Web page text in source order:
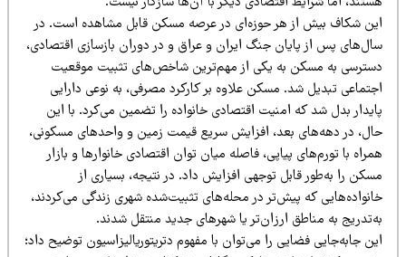
شکاف بیش از هر حوزه‌ای در عرصه مسکن قابل مشاهده است. در
پس از پایان جنگ ایران و عراق و در دوران بازسازی اقتصادی،
به مسکن به یکی از مهم‌ترین شاخص‌های تثبیت موقعیت
تبدیل شد. مسکن علاوه بر کارکرد مصرفی، به نوعی دارایی
بدل شد که امنیت اقتصادی خانواده را تضمین می‌کرد. با این
در دهه‌های بعد، افزایش سریع قیمت زمین و واحدهای مسکونی،
با تورم‌های پیاپی، فاصله میان توان اقتصادی خانوارها و بازار
را به‌طور قابل توجهی افزایش داد. در نتیجه، بسیاری از
که پیش‌تر در محله‌های تثبیت‌شده شهری زندگی می‌کردند،
به مناطق ارزان‌تر یا شهرهای جدید منتقل شدند.
جابه‌جایی فضایی را می‌توان با مفهوم دتریتوریالیزاسیون توضیح داد؛